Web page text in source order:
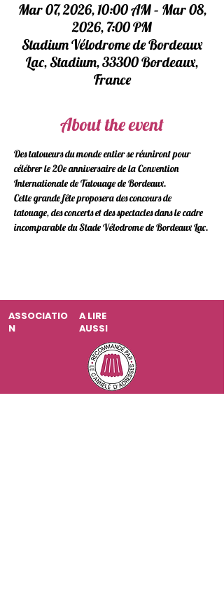
Mar 07, 2026, 10:00 AM – Mar 08,
2026, 7:00 PM
Stadium Vélodrome de Bordeaux
Lac, Stadium, 33300 Bordeaux,
France
About the event
Des tatoueurs du monde entier se réuniront pour
célébrer le 20e anniversaire de la Convention
Internationale de Tatouage de Bordeaux.
Cette grande fête proposera des concours de
tatouage, des concerts et des spectacles dans le cadre
incomparable du Stade Vélodrome de Bordeaux Lac.
ASSOCIATIO
N
A LIRE
AUSSI